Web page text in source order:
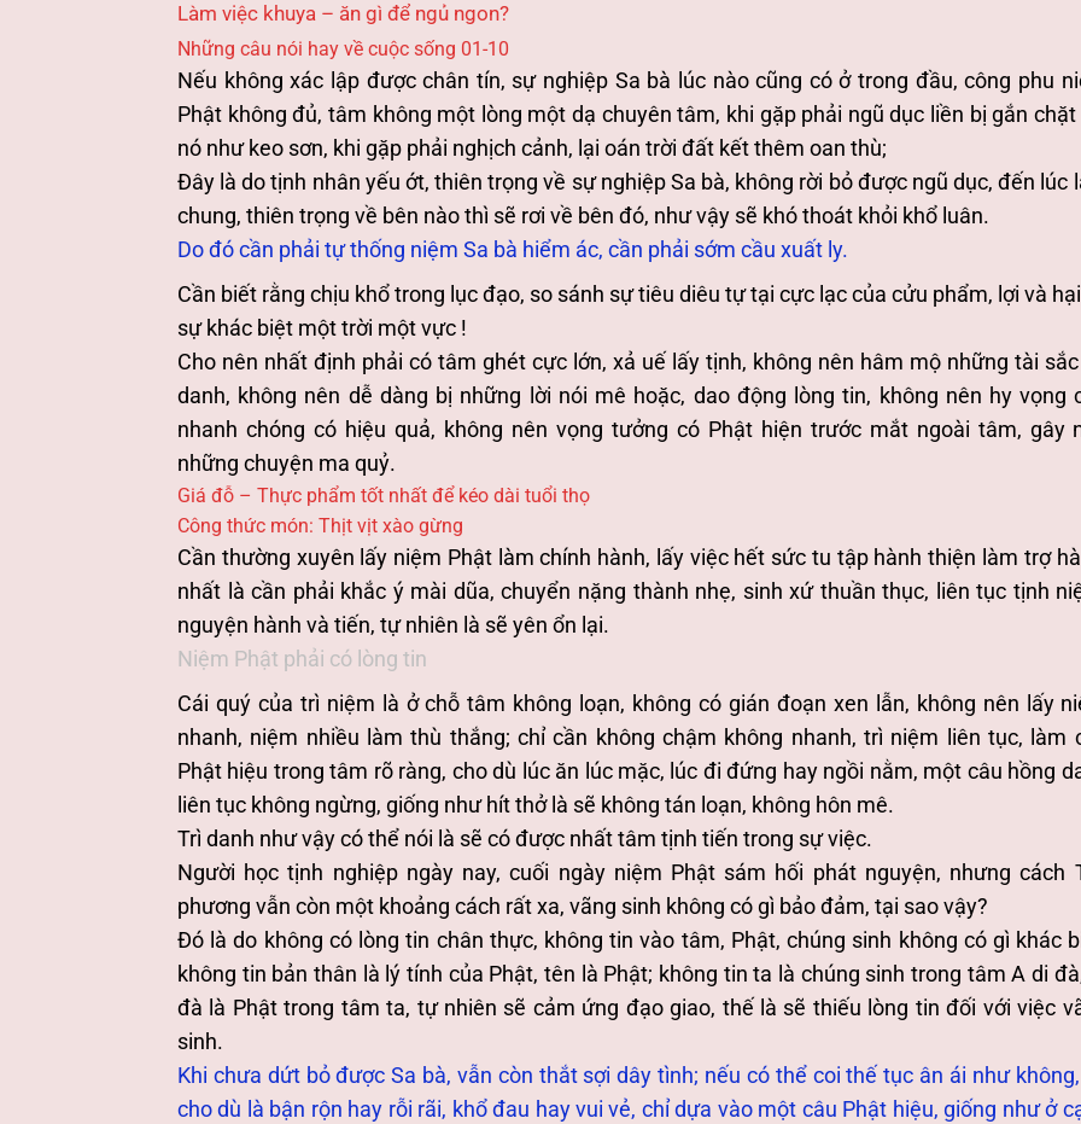
Làm việc khuya – ăn gì để ngủ ngon?
Những câu nói hay về cuộc sống 01-10
Nếu không xác lập được chân tín, sự nghiệp Sa bà lúc nào cũng có ở trong đầu, công phu
Phật không đủ, tâm không một lòng một dạ chuyên tâm, khi gặp phải ngũ dục liền bị gắn chặt
nó như keo sơn, khi gặp phải nghịch cảnh, lại oán trời đất kết thêm oan thù;
Đây là do tịnh nhân yếu ớt, thiên trọng về sự nghiệp Sa bà, không rời bỏ được ngũ dục, đến lúc
chung, thiên trọng về bên nào thì sẽ rơi về bên đó, như vậy sẽ khó thoát khỏi khổ luân.
Do đó cần phải tự thống niệm Sa bà hiểm ác, cần phải sớm cầu xuất ly.
Cần biết rằng chịu khổ trong lục đạo, so sánh sự tiêu diêu tự tại cực lạc của cửu phẩm, lợi và
sự khác biệt một trời một vực !
Cho nên nhất định phải có tâm ghét cực lớn, xả uế lấy tịnh, không nên hâm mộ những tài
danh, không nên dễ dàng bị những lời nói mê hoặc, dao động lòng tin, không nên hy vọng
nhanh chóng có hiệu quả, không nên vọng tưởng có Phật hiện trước mắt ngoài tâm, gây
những chuyện ma quỷ.
Giá đỗ – Thực phẩm tốt nhất để kéo dài tuổi thọ
Công thức món: Thịt vịt xào gừng
Cần thường xuyên lấy niệm Phật làm chính hành, lấy việc hết sức tu tập hành thiện làm trợ
nhất là cần phải khắc ý mài dũa, chuyển nặng thành nhẹ, sinh xứ thuần thục, liên tục tịnh
nguyện hành và tiến, tự nhiên là sẽ yên ổn lại.
Niệm Phật phải có lòng tin
Cái quý của trì niệm là ở chỗ tâm không loạn, không có gián đoạn xen lẫn, không nên lấy
nhanh, niệm nhiều làm thù thắng; chỉ cần không chậm không nhanh, trì niệm liên tục, làm
Phật hiệu trong tâm rõ ràng, cho dù lúc ăn lúc mặc, lúc đi đứng hay ngồi nằm, một câu hồng
liên tục không ngừng, giống như hít thở là sẽ không tán loạn, không hôn mê.
Trì danh như vậy có thể nói là sẽ có được nhất tâm tịnh tiến trong sự việc.
Người học tịnh nghiệp ngày nay, cuối ngày niệm Phật sám hối phát nguyện, nhưng cách
phương vẫn còn một khoảng cách rất xa, vãng sinh không có gì bảo đảm, tại sao vậy?
Đó là do không có lòng tin chân thực, không tin vào tâm, Phật, chúng sinh không có gì khác
không tin bản thân là lý tính của Phật, tên là Phật; không tin ta là chúng sinh trong tâm A di
đà là Phật trong tâm ta, tự nhiên sẽ cảm ứng đạo giao, thế là sẽ thiếu lòng tin đối với việc
sinh.
Khi chưa dứt bỏ được Sa bà, vẫn còn thắt sợi dây tình; nếu có thể coi thế tục ân ái như
cho dù là bận rộn hay rỗi rãi, khổ đau hay vui vẻ, chỉ dựa vào một câu Phật hiệu, giống như ở